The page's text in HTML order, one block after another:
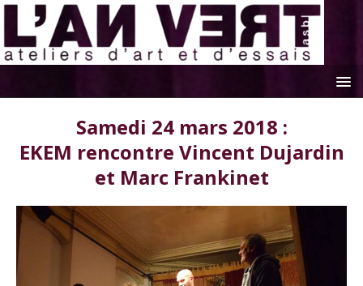
Samedi 24 mars 2018 :
EKEM rencontre Vincent Dujardin
et Marc Frankinet